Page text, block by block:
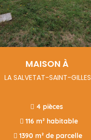
MAISON À
LA SALVETAT-SAINT-GILLES
 4 pièces
 116 m² habitable
 1390 m² de parcelle